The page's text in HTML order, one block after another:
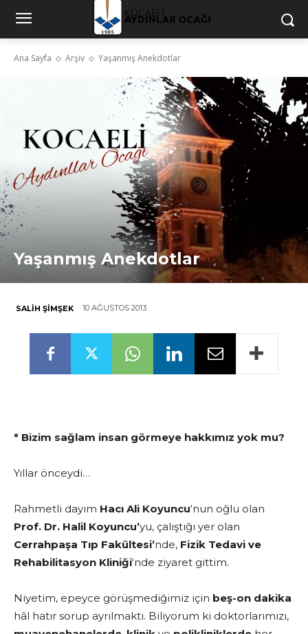
Ana Sayfa Arşiv Yaşanmış Anekdotlar
Yaşanmış Anekdotlar
SALIH ŞIMŞEK 10 AĞUSTOS 2013
* Bizim sağlam insan görmeye hakkımız yok mu?
Yıllar önceydi…
Rahmetli dayım Hacı Ali Koyuncu‘nun oğlu olan
Prof. Dr. Halil Koyuncu’yu, çalıştığı yer olan
Cerrahpaşa Tıp Fakültesi’nde, Fizik Tedavi ve
Rehabilitasyon Kliniği‘nde ziyaret gittim.
Niyetim, epeyce görüşmediğimiz için beş-on dakika
hâl hatır sorup ayrılmaktı. Biliyorum ki doktorlarımızı,